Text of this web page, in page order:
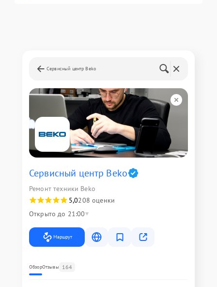
Сервисный центр Beko
Сервисный центр Beko
Ремонт техники Beko
5,0208 оценки
Открыто до 21:00
Маршрут
ОбзорОтзывы 164